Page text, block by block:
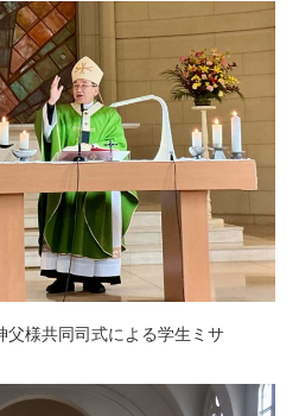
父様共同司式による学生ミサ